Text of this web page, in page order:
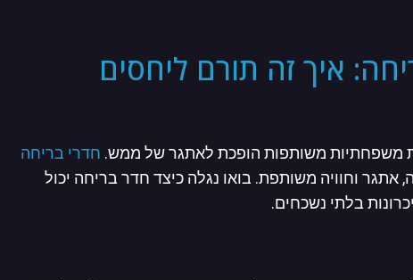
איך זה תורם ליחסים
משפחתיות משותפות הופכת לאתגר של ממש. חדרי בריחה
וחוויה משותפת. בואו נגלה כיצד חדר בריחה יכול
בלתי נשכחים.